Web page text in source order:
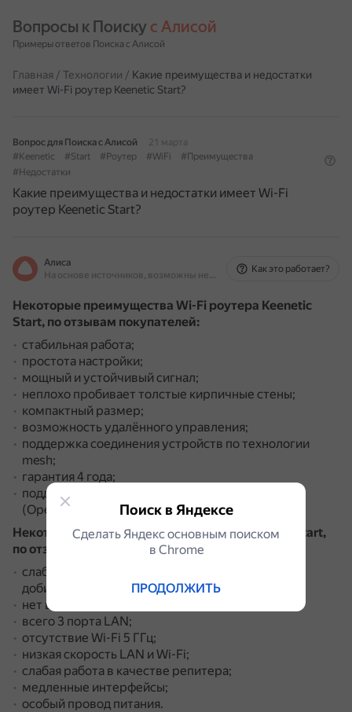
Вопросы к Поиску с Алисой
Примеры ответов Поиска с Алисой
Главная / Технологии / Какие преимущества и недостатки
имеет Wi-Fi роутер Keenetic Start?
Вопрос для Поиска с Алисой
21 марта
#Keenetic
#Start #Роутер #WiFi
#Преимущества
#Недостатки
Какие преимущества и недостатки имеет Wi-Fi
роутер Keenetic Start?
Алиса
На основе источников, возможны неточности
Как это работает?
Некоторые преимущества Wi-Fi роутера Keenetic
Start, по отзывам покупателей:
стабильная работа;
простота настройки;
мощный и устойчивый сигнал;
неплохо пробивает толстые кирпичные стены;
компактный размер;
возможность удалённого управления;
поддержка соединения устройств по технологии
mesh;
гарантия 4 года;
поддержка разных вариантов туннелирования
(OpenVPN, WireGuard и так далее).
Некоторые недостатки Wi-Fi роутера Keenetic Start,
по отзывам покупателей:
слабый сигнал (через 12–15 метров уже еле
добивает);
нет возможности прошить на OpenWRT;
всего 3 порта LAN;
отсутствие Wi-Fi 5 ГГц;
низкая скорость LAN и Wi-Fi;
слабая работа в качестве репитера;
медленные интерфейсы;
особый провод питания.
Поиск в Яндексе
Сделать Яндекс основным поиском
в Сhrome
ПРОДОЛЖИТЬ